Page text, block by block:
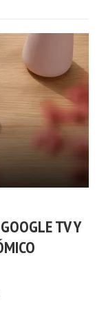
TV Y